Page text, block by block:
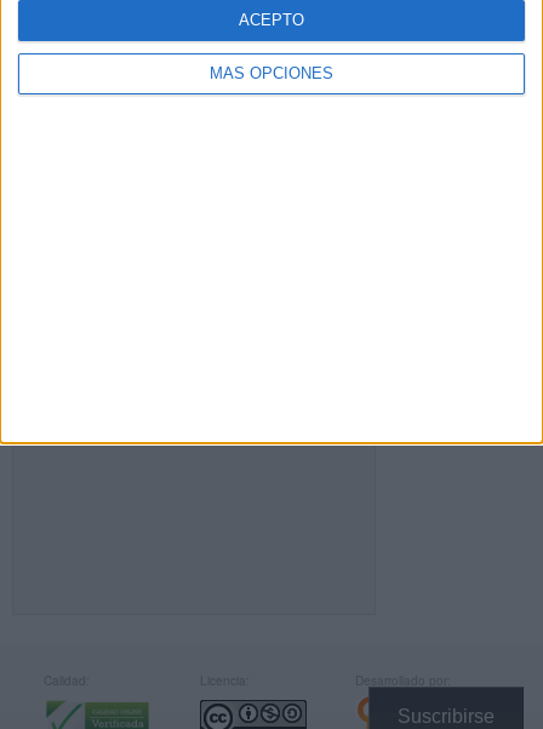
MÁS OPCIONES
ACEPTO
Suscribirse